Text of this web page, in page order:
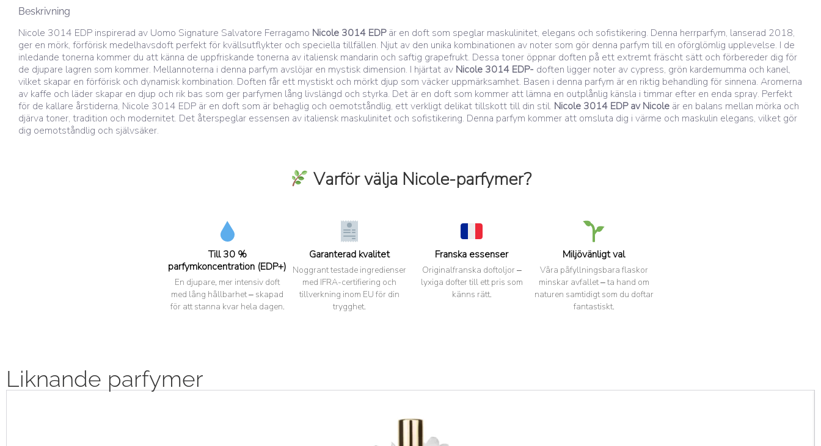
Beskrivning
Nicole 3014 EDP inspirerad av Uomo Signature Salvatore Ferragamo Nicole 3014 EDPär en doft som speglar maskulinitet, elegans och sofistikering. Denna herrparfym, lanserad 2018,
ger en mörk, förförisk medelhavsdoft perfekt för kvällsutflykter och speciella tillfällen. Njut av den unika kombinationen av noter som gör denna parfym till en oförglömlig upplevelse. I de
inledande tonerna kommer du att känna de uppfriskande tonerna av italiensk mandarin och saftig grapefrukt. Dessa toner öppnar doften på ett extremt fräscht sätt och förbereder dig för
de djupare lagren som kommer. Mellannoterna i denna parfym avslöjar en mystisk dimension. I hjärtat av Nicole 3014 EDP- doften ligger noter av cypress, grön kardemumma och kanel,
vilket skapar en förförisk och dynamisk kombination. Doften får ett mystiskt och mörkt djup som väcker uppmärksamhet. Basen i denna parfym är en riktig behandling för sinnena. Aromerna
av kaffe och läder skapar en djup och rik bas som ger parfymen lång livslängd och styrka. Det är en doft som kommer att lämna en outplånlig känsla i timmar efter en enda spray. Perfekt
för de kallare årstiderna, Nicole 3014 EDP är en doft som är behaglig och oemotståndlig, ett verkligt delikat tillskott till din stil. Nicole 3014 EDP av Nicole är en balans mellan mörka och
djärva toner, tradition och modernitet. Det återspeglar essensen av italiensk maskulinitet och sofistikering. Denna parfym kommer att omsluta dig i värme och maskulin elegans, vilket gör
dig oemotståndlig och självsäker.
Varför välja Nicole-parfymer?
Till 30 %
parfymkoncentration (EDP+)
En djupare, mer intensiv doft
med lång hållbarhet – skapad
för att stanna kvar hela dagen.
Garanterad kvalitet
Noggrant testade ingredienser
med IFRA-certifiering och
tillverkning inom EU för din
trygghet.
Franska essenser
Originalfranska doftoljor –
lyxiga dofter till ett pris som
känns rätt.
Miljövänligt val
Våra påfyllningsbara flaskor
minskar avfallet – ta hand om
naturen samtidigt som du doftar
fantastiskt.
Liknande parfymer